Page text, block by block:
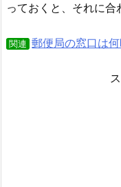
っておくと、それに合
関連 郵便局の窓口は